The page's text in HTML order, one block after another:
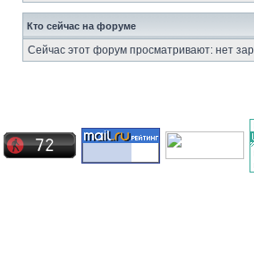
Кто сейчас на форуме
Сейчас этот форум просматривают: нет